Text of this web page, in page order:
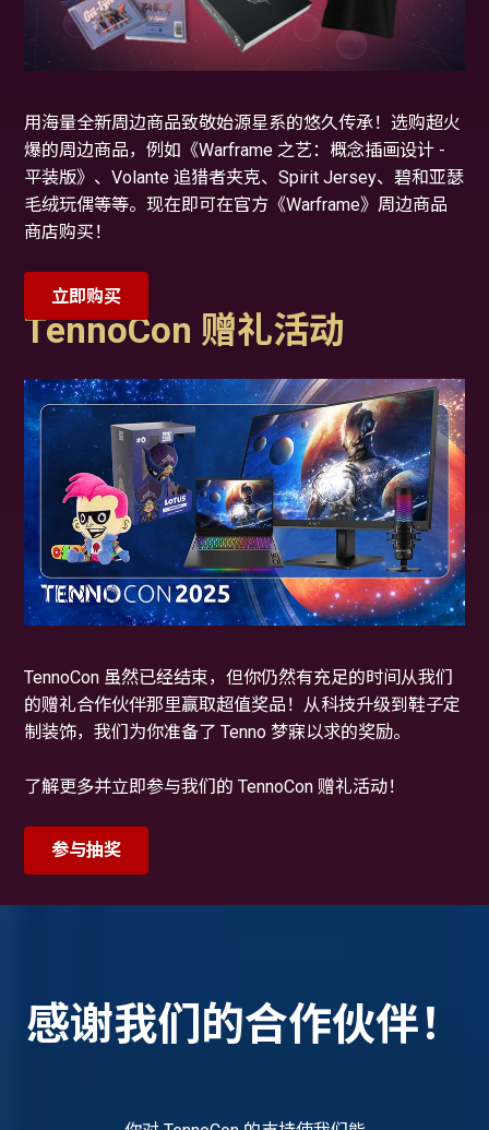
用海量全新周边商品致敬始源星系的悠久传承！选购超火
爆的周边商品，例如《Warframe 之艺：概念插画设计 -
平装版》、Volante 追猎者夹克、Spirit Jersey、碧和亚瑟
毛绒玩偶等等。现在即可在官方《Warframe》周边商品
商店购买！
立即购买
TennoCon 赠礼活动
TennoCon 虽然已经结束，但你仍然有充足的时间从我们
的赠礼合作伙伴那里赢取超值奖品！从科技升级到鞋子定
制装饰，我们为你准备了 Tenno 梦寐以求的奖励。
了解更多并立即参与我们的 TennoCon 赠礼活动！
参与抽奖
感谢我们的合作伙伴！